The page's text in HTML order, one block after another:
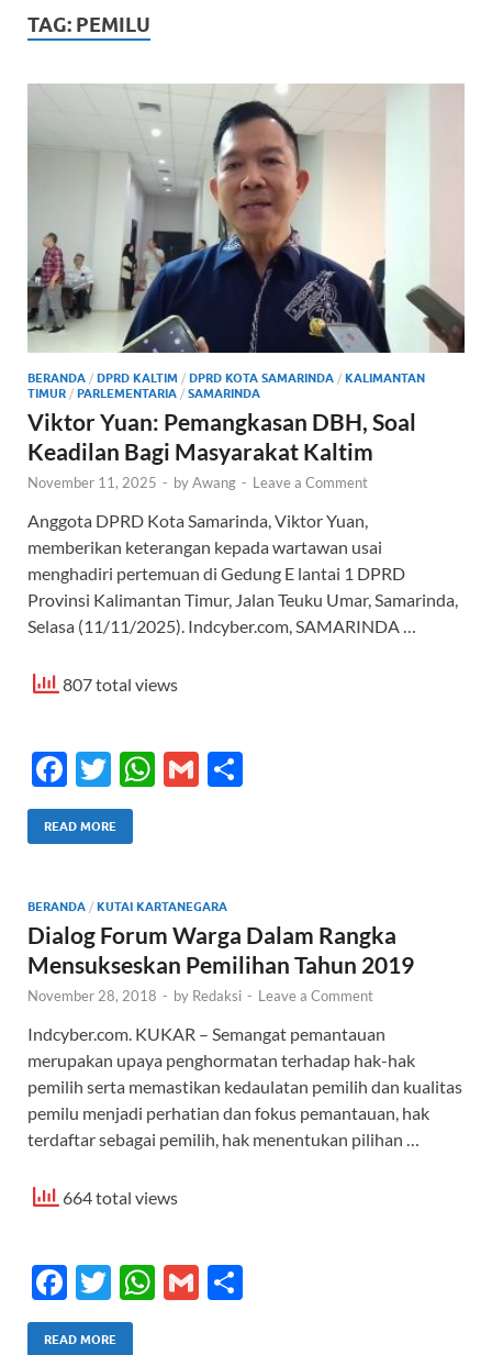
TAG: PEMILU
BERANDA / DPRD KALTIM / DPRD KOTA SAMARINDA / KALIMANTAN
TIMUR / PARLEMENTARIA / SAMARINDA
Viktor Yuan: Pemangkasan DBH, Soal
Keadilan Bagi Masyarakat Kaltim
November 11, 2025 - byAwang - Leave a Comment
Anggota DPRD Kota Samarinda, Viktor Yuan,
memberikan keterangan kepada wartawan usai
menghadiri pertemuan di Gedung E lantai 1 DPRD
Provinsi Kalimantan Timur, Jalan Teuku Umar, Samarinda,
Selasa (11/11/2025). Indcyber.com, SAMARINDA …
807 total views
F
ac
e
o
o
k
T
w
itt
W
A
p
p
G
READ MORE
BERANDA / KUTAI KARTANEGARA
Dialog Forum Warga Dalam Rangka
Mensukseskan Pemilihan Tahun 2019
November 28, 2018 - by Redaksi - Leave a Comment
Indcyber.com. KUKAR – Semangat pemantauan
merupakan upaya penghormatan terhadap hak-hak
pemilih serta memastikan kedaulatan pemilih dan kualitas
pemilu menjadi perhatian dan fokus pemantauan, hak
terdaftar sebagai pemilih, hak menentukan pilihan …
664 total views
F
ac
T
w
W G
READ MORE